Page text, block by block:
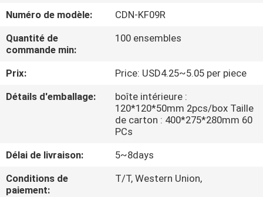
VISITE
L'USINE
QUALITÉ
Numéro de modèle:
CDN-KF09R
Quantité de
commande min:
100 ensembles
Prix:
Price: USD4.25~5.05 per piece
Détails d'emballage:
boîte intérieure :
120*120*50mm 2pcs/box Taille
de carton : 400*275*280mm 60
PCs
Délai de livraison:
5~8days
Conditions de
paiement:
T/T, Western Union,